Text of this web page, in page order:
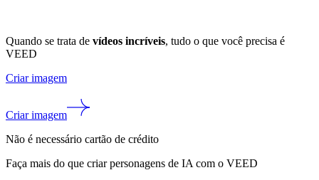
Quando se trata de vídeos incríveis, tudo o que você precisa é
VEED
Criar imagem
Criar imagem
Não é necessário cartão de crédito
Faça mais do que criar personagens de IA com o VEED